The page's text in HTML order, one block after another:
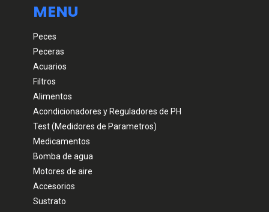
MENU
Peces
Peceras
Acuarios
Filtros
Alimentos
Acondicionadores y Reguladores de PH
Test (Medidores de Parametros)
Medicamentos
Bomba de agua
Motores de aire
Accesorios
Sustrato